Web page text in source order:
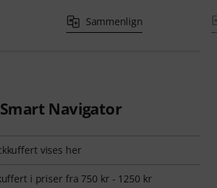
Sammenlign
Smart Navigator
vises her
i priser fra 750 kr - 1250 kr